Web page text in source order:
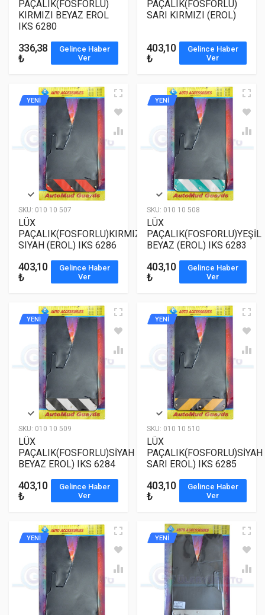
PAÇALIK(FOSFORLU)
KIRMIZI BEYAZ EROL
IKS 6280
336,38
₺
Gelince Haber
Ver
PAÇALIK(FOSFORLU)
SARI KIRMIZI (EROL)
403,10
₺
Gelince Haber
Ver
SKU: 010 10 507
YENİ
LÜX
PAÇALIK(FOSFORLU)KIRMIZI
SIYAH (EROL) IKS 6286
403,10
₺
Gelince Haber
Ver
SKU: 010 10 508
YENİ
LÜX
PAÇALIK(FOSFORLU)YEŞİL
BEYAZ (EROL) IKS 6283
403,10
₺
Gelince Haber
Ver
SKU: 010 10 509
YENİ
LÜX
PAÇALIK(FOSFORLU)SİYAH
BEYAZ EROL) IKS 6284
403,10
₺
Gelince Haber
Ver
SKU: 010 10 510
YENİ
LÜX
PAÇALIK(FOSFORLU)SİYAH
SARI EROL) IKS 6285
403,10
₺
Gelince Haber
Ver
YENİ YENİ